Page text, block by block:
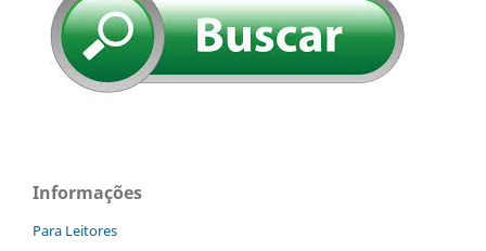
Informações
Para Leitores